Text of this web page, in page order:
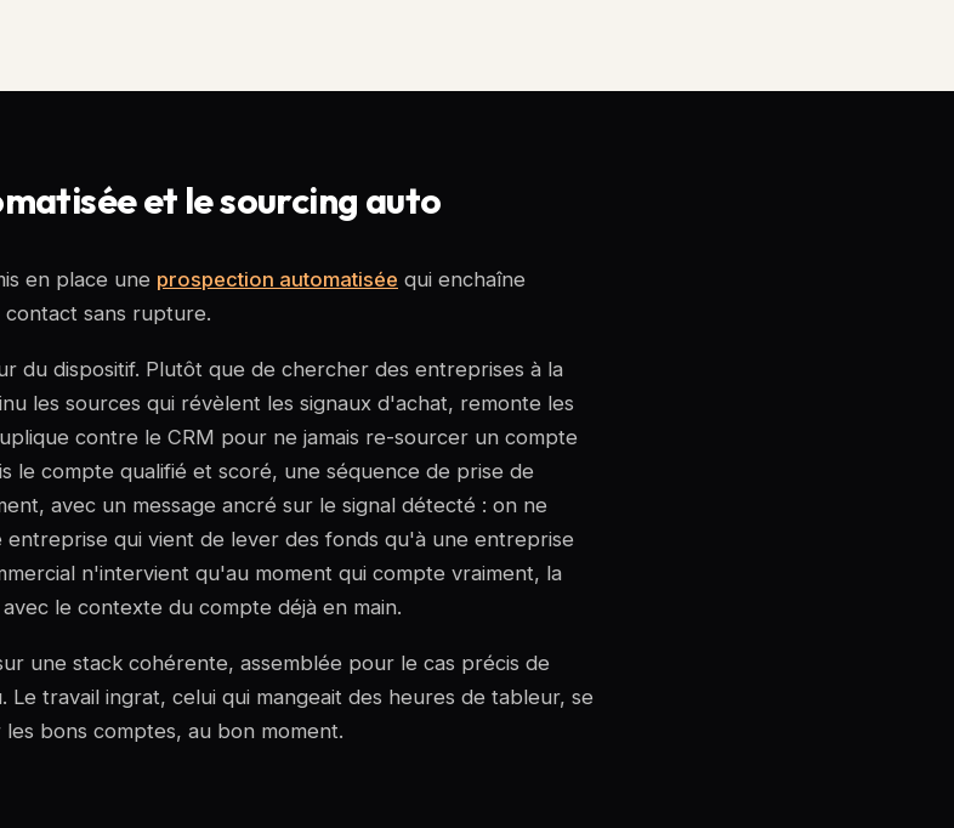
et le sourcing auto
en place une prospection automatisée qui enchaîne
sans rupture.
du dispositif. Plutôt que de chercher des entreprises à la
les sources qui révèlent les signaux d'achat, remonte les
contre le CRM pour ne jamais re-sourcer un compte
le compte qualifié et scoré, une séquence de prise de
avec un message ancré sur le signal détecté : on ne
entreprise qui vient de lever des fonds qu'à une entreprise
n'intervient qu'au moment qui compte vraiment, la
le contexte du compte déjà en main.
une stack cohérente, assemblée pour le cas précis de
travail ingrat, celui qui mangeait des heures de tableur, se
bons comptes, au bon moment.